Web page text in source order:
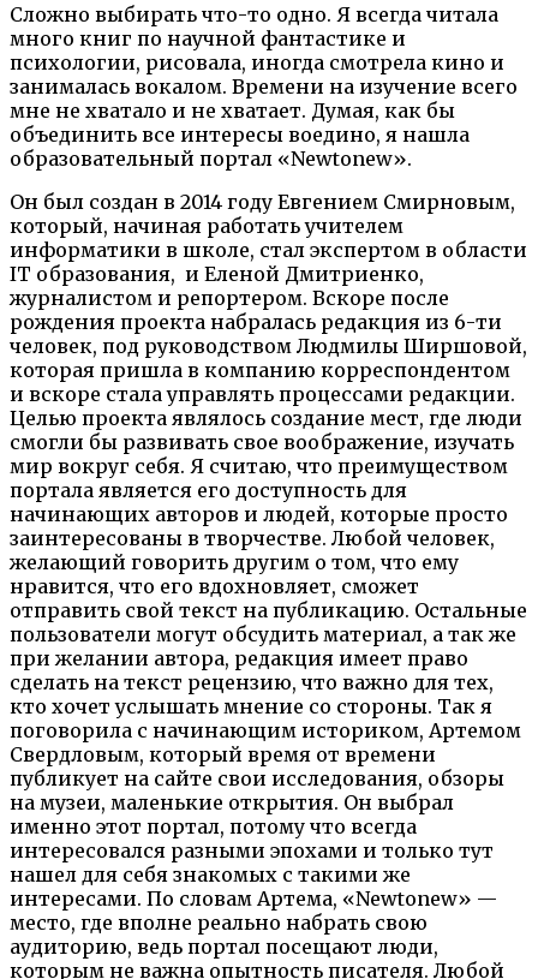
Сложно выбирать что-то одно. Я всегда читала
много книг по научной фантастике и
психологии, рисовала, иногда смотрела кино и
занималась вокалом. Времени на изучение всего
мне не хватало и не хватает. Думая, как бы
объединить все интересы воедино, я нашла
образовательный портал «Newtonew».
Он был создан в 2014 году Евгением Смирновым,
который, начиная работать учителем
информатики в школе, стал экспертом в области
IT образования, и Еленой Дмитриенко,
журналистом и репортером. Вскоре после
рождения проекта набралась редакция из 6-ти
человек, под руководством Людмилы Ширшовой,
которая пришла в компанию корреспондентом
и вскоре стала управлять процессами редакции.
Целью проекта являлось создание мест, где люди
смогли бы развивать свое воображение, изучать
мир вокруг себя. Я считаю, что преимуществом
портала является его доступность для
начинающих авторов и людей, которые просто
заинтересованы в творчестве. Любой человек,
желающий говорить другим о том, что ему
нравится, что его вдохновляет, сможет
отправить свой текст на публикацию. Остальные
пользователи могут обсудить материал, а так же
при желании автора, редакция имеет право
сделать на текст рецензию, что важно для тех,
кто хочет услышать мнение со стороны. Так я
поговорила с начинающим историком, Артемом
Свердловым, который время от времени
публикует на сайте свои исследования, обзоры
на музеи, маленькие открытия. Он выбрал
именно этот портал, потому что всегда
интересовался разными эпохами и только тут
нашел для себя знакомых с такими же
интересами. По словам Артема, «Newtonew» —
место, где вполне реально набрать свою
аудиторию, ведь портал посещают люди,
которым не важна опытность писателя. Любой